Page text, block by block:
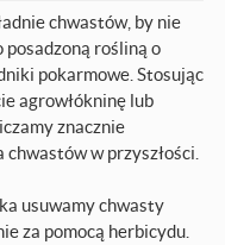
chwastów, by nie
posadzoną rośliną o
pokarmowe. Stosując
agrowłókninę lub
znacznie
w przyszłości.
usuwamy chwasty
za pomocą herbicydu.